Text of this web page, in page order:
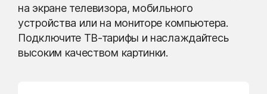
на экране телевизора, мобильного
устройства или на мониторе компьютера.
Подключите ТВ-тарифы и наслаждайтесь
высоким качеством картинки.